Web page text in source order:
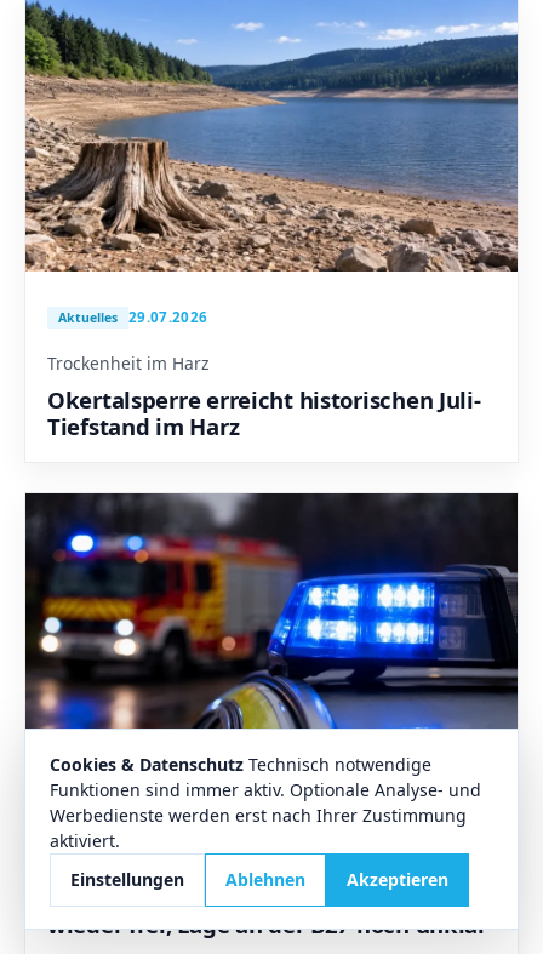
Cookies & Datenschutz Technisch notwendige
Funktionen sind immer aktiv. Optionale Analyse- und
Werbedienste werden erst nach Ihrer Zustimmung
aktiviert.
Einstellungen
Ablehnen Akzeptieren
Aktuelles 29.07.2026
Trockenheit im Harz
Okertalsperre erreicht historischen Juli-
Tiefstand im Harz
Aktuelles 29.07.2026
Verkehrslage nach Feuerwehreinsatz
Nach Großbrand in Herzberg: B243
wieder frei, Lage an der B27 noch unklar